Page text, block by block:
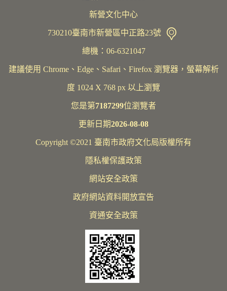
新營文化中心
730210臺南市新營區中正路23號
總機：06-6321047
建議使用 Chrome、Edge、Safari、Firefox 瀏覽器，螢幕解析
度 1024 X 768 px 以上瀏覽
您是第7187299位瀏覽者
更新日期2026-08-08
Copyright ©2021 臺南市政府文化局版權所有
隱私權保護政策
網站安全政策
政府網站資料開放宣告
資通安全政策